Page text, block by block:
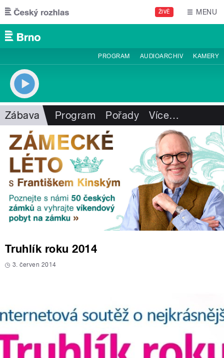
Přejít k hlavnímu obsahu
ŽIVĚ MENU
PROGRAM AUDIOARCHIV KAMERY
Zábava Program Pořady Více…
Truhlík roku 2014
3. červen 2014